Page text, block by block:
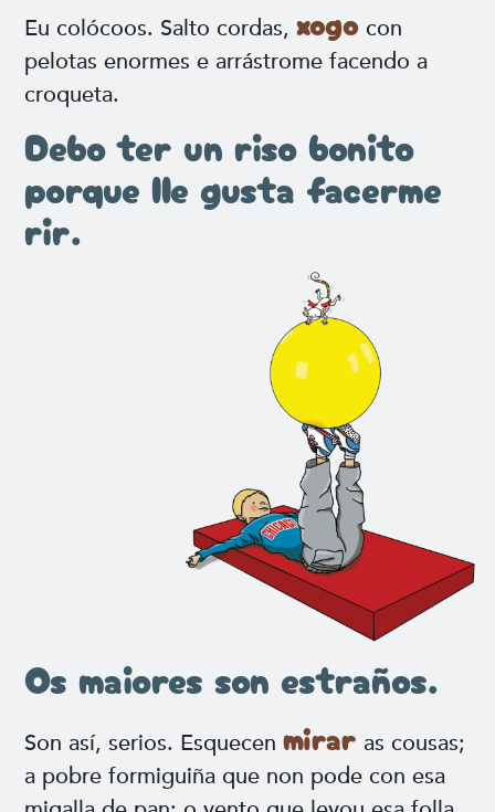
Eu colócoos. Salto cordas,xogo con
pelotas enormes e arrástrome facendo a
croqueta.
Debo ter un riso bonito
porque lle gusta facerme
rir.
Os maiores son estraños.
Son así, serios. Esquecenmirar as cousas;
a pobre formiguiña que non pode con esa